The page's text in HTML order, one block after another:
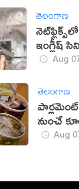
తెలంగాణ
ఇంగ్లీష్
రికార్డుAug
తెలంగాణ
నుంచే
Aug